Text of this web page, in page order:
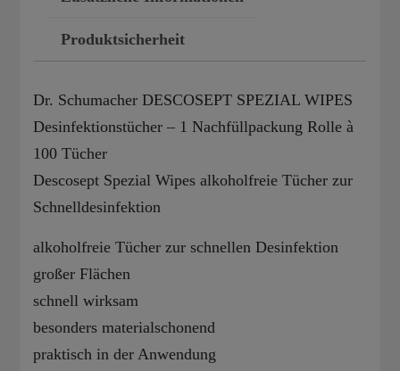
Produktsicherheit
Dr. Schumacher DESCOSEPT SPEZIAL WIPES
Desinfektionstücher – 1 Nachfüllpackung Rolle à
100 Tücher
Descosept Spezial Wipes alkoholfreie Tücher zur
Schnelldesinfektion
alkoholfreie Tücher zur schnellen Desinfektion
großer Flächen
schnell wirksam
besonders materialschonend
praktisch in der Anwendung